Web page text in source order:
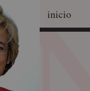
inicio